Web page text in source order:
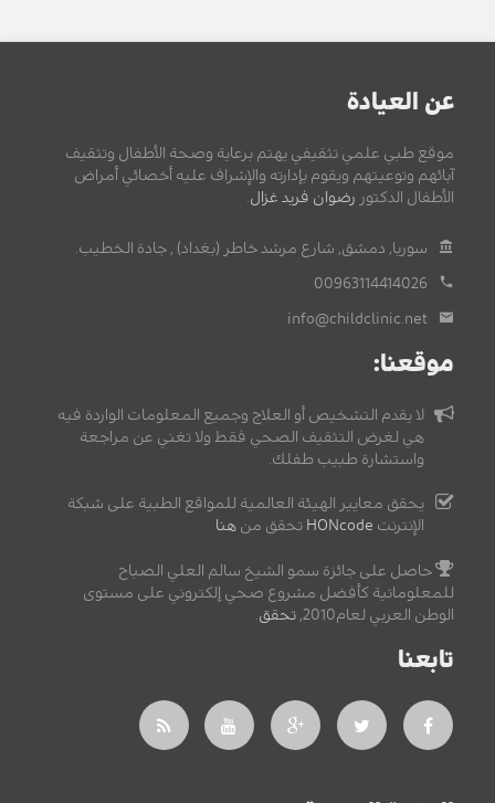
عن العيادة
موقع طبي علمي تثقيفي يهتم برعاية وصحة الأطفال وتثقيف
آبائهم وتوعيتهم ويقوم بإدارته والإشراف عليه أخصائي أمراض
الأطفال الدكتور رضوان فريد غزال.
سوريا, دمشق, شارع مرشد خاطر (بغداد) , جادة الخطيب.
00963114414026
info@childclinic.net
موقعنا:
لا يقدم التشخيص أو العلاج وجميع المعلومات الواردة فيه
هي لغرض التثقيف الصحي فقط ولا تغني عن مراجعة
واستشارة طبيب طفلك.
يحقق معايير الهيئة العالمية للمواقع الطبية على شبكة
الإنترنت HONcode تحقق من هنا
حاصل على جائزة سمو الشيخ سالم العلي الصباح
للمعلوماتية كأفضل مشروع صحي إلكتروني على مستوى
الوطن العربي لعام2010,
تحقق.
تابعنا